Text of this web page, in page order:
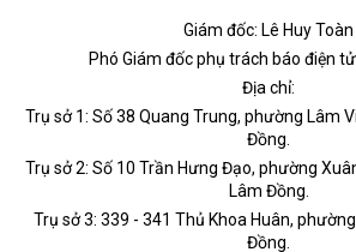
Giám đốc: Lê Huy Toàn
Phó Giám đốc phụ trách báo điện
Địa chỉ:
Trụ sở 1: Số 38 Quang Trung, phường Lâm
Đồng.
Trụ sở 2: Số 10 Trần Hưng Đạo, phường
Lâm Đồng.
Trụ sở 3: 339 - 341 Thủ Khoa Huân,
Đồng.